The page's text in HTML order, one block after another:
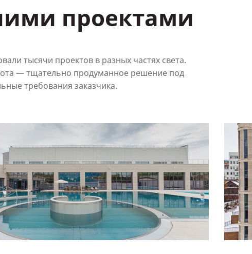
проектами
тысячи проектов в разных частях света.
— тщательно продуманное решение под
требования заказчика.
проект